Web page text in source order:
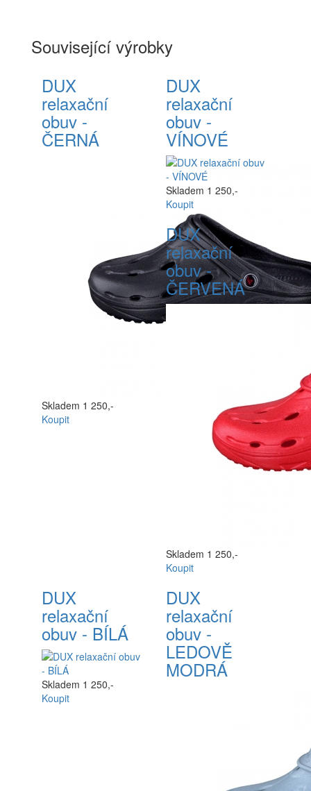
Související výrobky
DUX
relaxační
obuv -
ČERNÁ
Skladem 1 250,-
Koupit
DUX
relaxační
obuv -
VÍNOVÉ
Skladem 1 250,-
Koupit
DUX
relaxační
obuv -
ČERVENÁ
Skladem 1 250,-
Koupit
DUX
relaxační
obuv - BÍLÁ
Skladem 1 250,-
Koupit
DUX
relaxační
obuv -
LEDOVĚ
MODRÁ